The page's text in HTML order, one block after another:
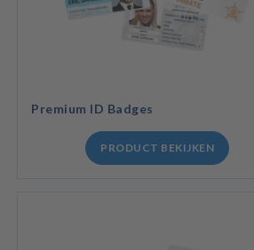
Premium ID Badges
PRODUCT BEKIJKEN